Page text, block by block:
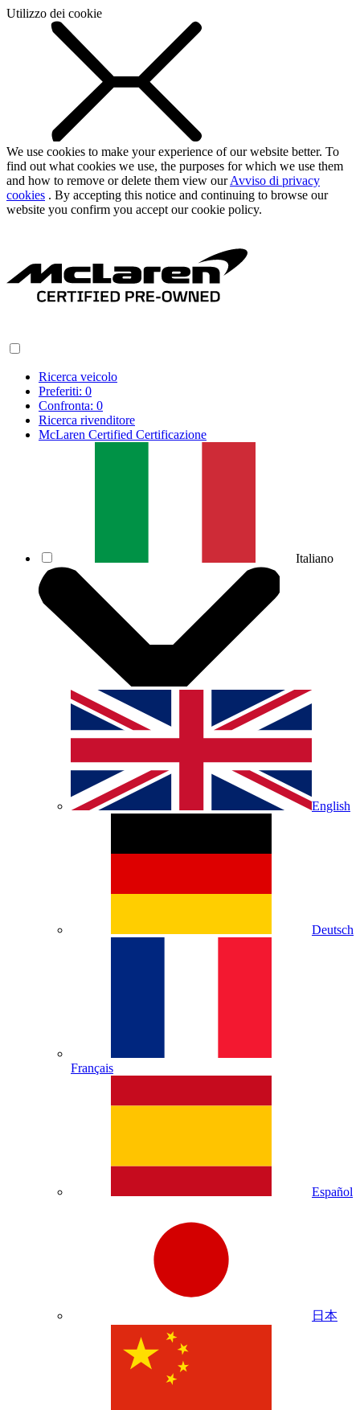
Utilizzo dei cookie
We use cookies to make your experience of our website better. To
find out what cookies we use, the purposes for which we use them
and how to remove or delete them view ourAvviso di privacy
cookies . By accepting this notice and continuing to browse our
website you confirm you accept our cookie policy.
Ricerca veicolo
Preferiti: 0
Confronta: 0
Ricerca rivenditore
McLaren Certified Certificazione
Italiano
English
Deutsch
Français
Español
日本